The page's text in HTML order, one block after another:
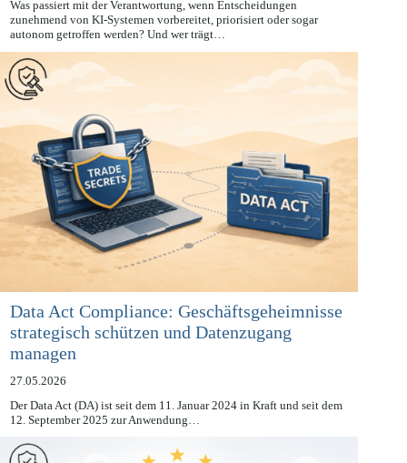
Was passiert mit der Verantwortung, wenn Entscheidungen
zunehmend von KI-Systemen vorbereitet, priorisiert oder sogar
autonom getroffen werden? Und wer trägt…
Data Act Compliance: Geschäftsgeheimnisse
strategisch schützen und Datenzugang
managen
27.05.2026
Der Data Act (DA) ist seit dem 11. Januar 2024 in Kraft und seit dem
12. September 2025 zur Anwendung…